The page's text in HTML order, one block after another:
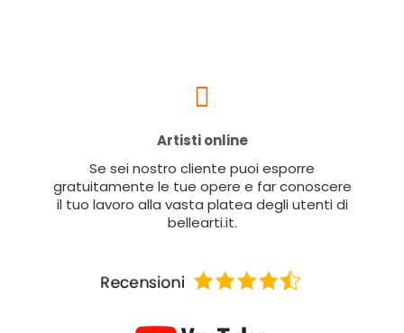
Artisti online
Se sei nostro cliente puoi esporre
gratuitamente le tue opere e far conoscere
il tuo lavoro alla vasta platea degli utenti di
bellearti.it.